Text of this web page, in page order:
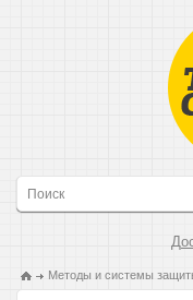
Методы и системы